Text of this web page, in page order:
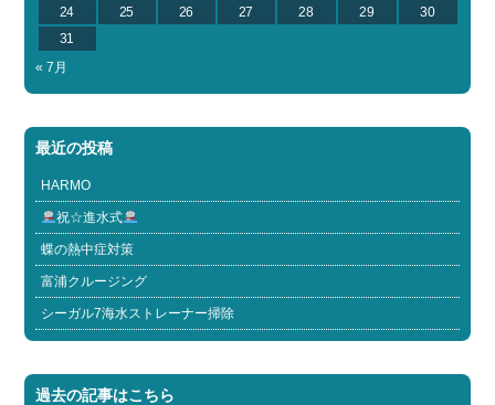
24
25 26 27 28 29
30
31
« 7月
最近の投稿
HARMO
祝☆進水式
蝶の熱中症対策
富浦クルージング
シーガル7海水ストレーナー掃除
過去の記事はこちら